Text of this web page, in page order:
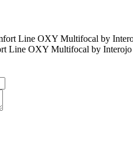
Line OXY Multifocal by Interojo